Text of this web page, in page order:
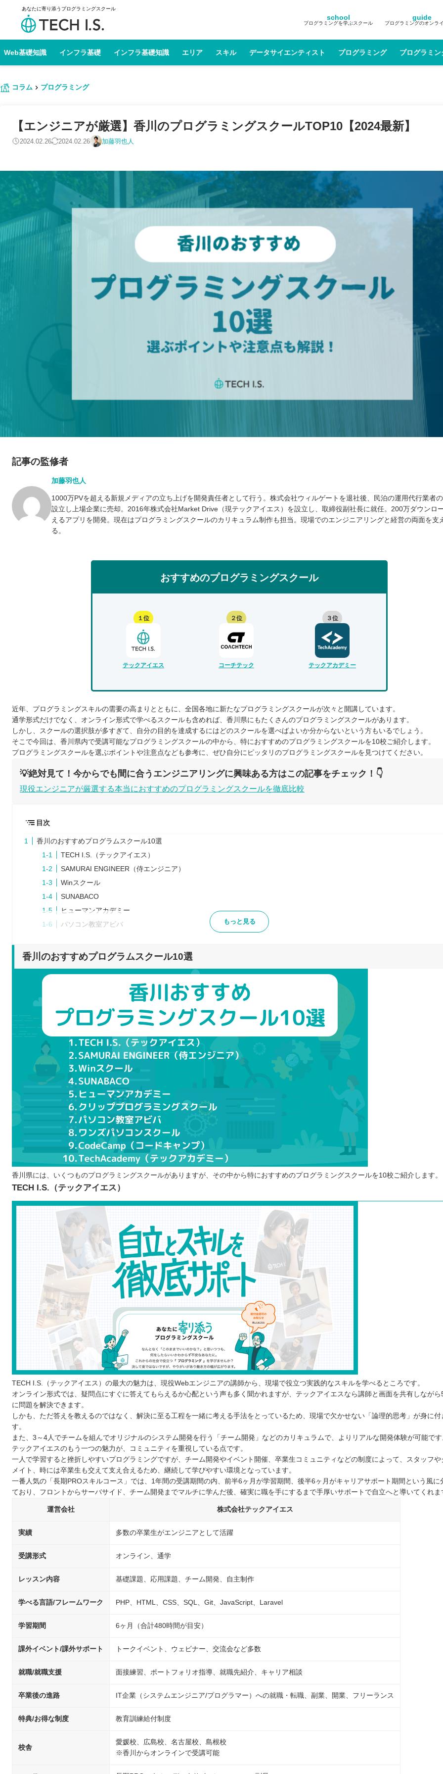
あなたに寄り添うプログラミングスクール
school
プログラミングを学ぶスクール
guide
プログラミングのオンラ
Web基礎知識 インフラ基礎 インフラ基礎知識 エリア スキル データサイエンティスト プログラミング プログラミン
コラム プログラミング
【エンジニアが厳選】香川のプログラミングスクールTOP10【2024最新】
2024.02.26 2024.02.26 加藤羽也人
記事の監修者
加藤羽也人
1000万PVを超える新規メディアの立ち上げを開発責任者として行う。株式会社ウィルゲートを退社後、民泊の運用代行業者
設立し上場企業に売却。2016年株式会社Market Drive（現テックアイエス）を設立し、取締役副社長に就任。200万ダウンロ
えるアプリを開発。現在はプログラミングスクールのカリキュラム制作も担当。現場でのエンジニアリングと経営の両面を支
る。
おすすめのプログラミングスクール
１位
テックアイエス
２位
コーチテック
３位
テックアカデミー
近年、プログラミングスキルの需要の高まりとともに、全国各地に新たなプログラミングスクールが次々と開講しています。
通学形式だけでなく、オンライン形式で学べるスクールも含めれば、香川県にもたくさんのプログラミングスクールがあります。
しかし、スクールの選択肢が多すぎて、自分の目的を達成するにはどのスクールを選べばよいか分からないという方もいるでしょう。
そこで今回は、香川県内で受講可能なプログラミングスクールの中から、特におすすめのプログラミングスクールを10校ご紹介します。
プログラミングスクールを選ぶポイントや注意点なども参考に、ぜひ自分にピッタリのプログラミングスクールを見つけてください。
💡絶対見て！今からでも間に合うエンジニアリングに興味ある方はこの記事をチェック！👇
現役エンジニアが厳選する本当におすすめのプログラミングスクールを徹底比較
目次
香川のおすすめプログラムスクール10選
TECH I.S.（テックアイエス）
SAMURAI ENGINEER（侍エンジニア）
Winスクール
SUNABACO
ヒューマンアカデミー
パソコン教室アビバ
CodeCamp（コードキャンプ）
プログラムスクールを選ぶポイント
学びたい言語に合わせて選ぶ
目的に合うスクールを選ぶ
サポート体制の内容で選ぶ
通学かオンラインか受講方法で選ぶ
適切な料金や規約を重視して選ぶ
プログラムスクールで学習するメリット
自分だけでは理解できないところを質問できる
効率良くプログラミングの学習ができる
エンジニアを目指せるスキルを身に付けられる
ポートフォリオの作成が可能
プログラムスクールで学ぶ際の注意点
学ぶ目的を明確化させる
継続して学習できるか考える
学びやすい環境か体験に参加する
香川で自分に合ったプログラムスクールを選ぼう！
自分の住んでるエリアでプログラミングスクールを探したい⭐️
北海道 / 東北
中部
近畿
中国
九州 / 沖縄
もっと見る
香川のおすすめプログラムスクール10選
香川県には、いくつものプログラミングスクールがありますが、その中から特におすすめのプログラミングスクールを10校ご紹介します
TECH I.S.（テックアイエス）
TECH I.S.（テックアイエス）の最大の魅力は、現役Webエンジニアの講師から、現場で役立つ実践的なスキルを学べるところです。
オンライン形式では、疑問点にすぐに答えてもらえるか心配という声も多く聞かれますが、テックアイエスなら講師と画面を共有しながら
に問題を解決できます。
しかも、ただ答えを教えるのではなく、解決に至る工程を一緒に考える手法をとっているため、現場で欠かせない「論理的思考」が身に付
す。
また、3～4人でチームを組んでオリジナルのシステム開発を行う「チーム開発」などのカリキュラムで、よりリアルな開発体験が可能で
テックアイエスのもう一つの魅力が、コミュニティを重視している点です。
一人で学習すると挫折しやすいプログラミングですが、チーム開発やイベント開催、卒業生コミュニティなどの制度によって、スタッフや
メイト、時には卒業生も交えて支え合えるため、継続して学びやすい環境となっています。
一番人気の「長期PROスキルコース」では、1年間の受講期間の内、前半6ヶ月が学習期間、後半6ヶ月がキャリアサポート期間という風に
ており、フロントからサーバサイド、チーム開発までマルチに学んだ後、確実に職を手にするまで手厚いサポートで自立へと導いてくれま
運営会社 株式会社テックアイエス
実績 多数の卒業生がエンジニアとして活躍
受講形式 オンライン、通学
レッスン内容 基礎課題、応用課題、チーム開発、自主制作
学べる言語/フレームワーク PHP、HTML、CSS、SQL、Git、JavaScript、Laravel
学習期間 6ヶ月（合計480時間が目安）
課外イベント/課外サポート トークイベント、ウェビナー、交流会など多数
就職/就職支援 面接練習、ポートフォリオ指導、就職先紹介、キャリア相談
卒業後の進路 IT企業（システムエンジニア/プログラマー）への就職・転職、副業、開業、フリーランス
特典/お得な制度 教育訓練給付制度
校舎
愛媛校、広島校、名古屋校、島根校
※香川からオンラインで受講可能